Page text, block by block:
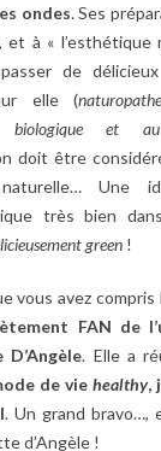
ondes. Ses
et à « l’esthétique
de
elle (
biologique et
doit être
Une
très bien
green !
vous avez compris
FAN de
. Elle a
de vie healthy,
. Un grand bravo…,
d’Angèle !